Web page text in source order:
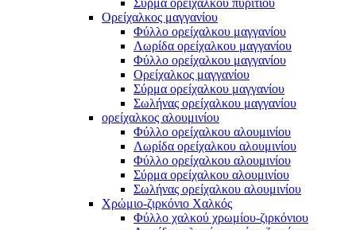
Σύρμα ορείχαλκου πυριτίου
Ορείχαλκος μαγγανίου
Φύλλο ορείχαλκου μαγγανίου
Λωρίδα ορείχαλκου μαγγανίου
Φύλλο ορείχαλκου μαγγανίου
Ορείχαλκος μαγγανίου
Σύρμα ορείχαλκου μαγγανίου
Σωλήνας ορείχαλκου μαγγανίου
ορείχαλκος αλουμινίου
Φύλλο ορείχαλκου αλουμινίου
Λωρίδα ορείχαλκου αλουμινίου
Φύλλο ορείχαλκου αλουμινίου
Σύρμα ορείχαλκου αλουμινίου
Σωλήνας ορείχαλκου αλουμινίου
Χρώμιο-ζιρκόνιο Χαλκός
Φύλλο χαλκού χρωμίου-ζιρκόνιου